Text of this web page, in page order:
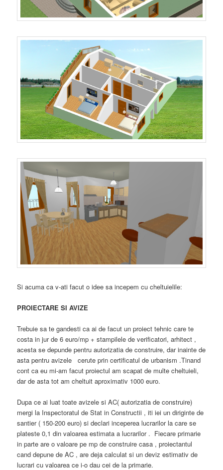
Si acuma ca v-ati facut o idee sa incepem cu cheltuielile:
PROIECTARE SI AVIZE
Trebuie sa te gandesti ca ai de facut un proiect tehnic care te
costa in jur de 6 euro/mp + stampilele de verificatori, arhitect ,
acesta se depunde pentru autorizatia de construire, dar inainte de
asta pentru avizele cerute prin certificatul de urbanism .Tinand
cont ca eu mi-am facut proiectul am scapat de multe cheltuieli,
dar de asta tot am cheltuit aproximativ 1000 euro.
Dupa ce ai luat toate avizele si AC( autorizatia de construire)
mergi la Inspectoratul de Stat in Constructii , iti iei un diriginte de
santier ( 150-200 euro) si declari inceperea lucrarilor la care se
plateste 0,1 din valoarea estimata a lucrarilor . Fiecare primarie
in parte are o valoare pe mp de construire casa , proiectantul
cand depune de AC , are deja calculat si un deviz estimativ de
lucrari cu valoarea ce i-o dau cei de la primarie.